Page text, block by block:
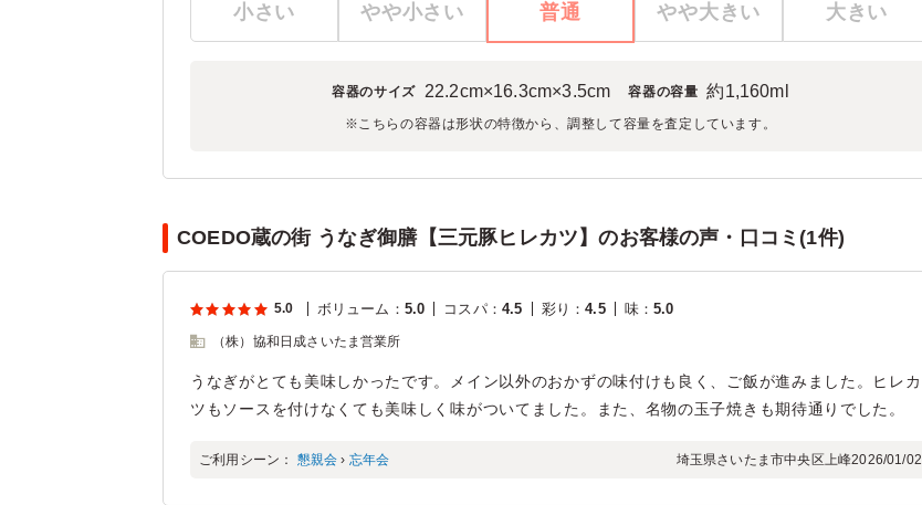
小さい やや小さい 普通 やや大きい 大きい
容器のサイズ 22.2cm×16.3cm×3.5cm 容器の容量 約1,160ml
※こちらの容器は形状の特徴から、調整して容量を査定しています。
COEDO蔵の街 うなぎ御膳【三元豚ヒレカツ】のお客様の声・口コミ(1件)
5.0 ボリューム ： 5.0 コスパ： 4.5 彩り ：4.5 味：5.0
（株）協和日成さいたま営業所
うなぎがとても美味しかったです。メイン以外のおかずの味付けも良く、ご飯が進みました。ヒレカ
ツもソースを付けなくても美味しく味がついてました。また、名物の玉子焼きも期待通りでした。
ご利用シーン： 懇親会 › 忘年会 埼玉県さいたま市中央区上峰2026/01/02